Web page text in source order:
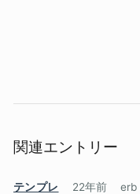
関連エントリー
テンプレ 22年前
erb